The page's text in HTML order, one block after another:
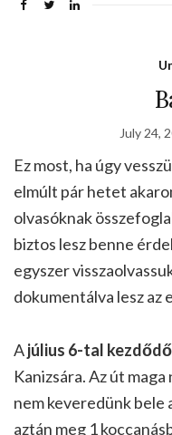
July 24,
Ez most, ha úgy
elmúlt pár hetet
olvasóknak
biztos lesz benne
egyszer
dokumentálva lesz az
Ajúlius 6-tal
Kanizsára. Az út
nem keveredünk bele
aztán meg 1